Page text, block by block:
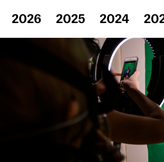
2026
2025 2024